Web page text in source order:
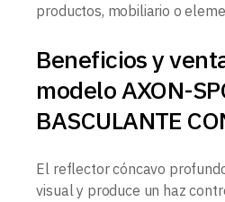
productos, mobiliario o
Beneficios y
modelo AXON-
BASCULANTE
El reflector cóncavo
visual y produce un haz